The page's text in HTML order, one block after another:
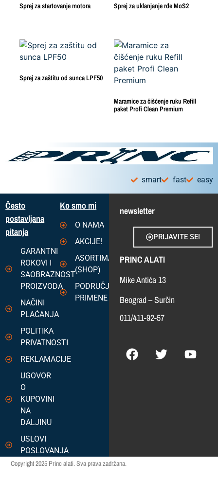
Sprej za startovanje motora Sprej za uklanjanje rđe MoS2
Sprej za zaštitu od sunca LPF50
Maramice za čišćenje ruku Refill
paket Profi Clean Premium
smart fast easy
Često
postavljana
pitanja
GARANTNI
ROKOVI I
SAOBRAZNOST
PROIZVODA
NAČINI
PLAĆANJA
POLITIKA
PRIVATNOSTI
REKLAMACIJE
UGOVOR
O
KUPOVINI
NA
DALJINU
USLOVI
POSLOVANJA
Ko smo mi
O NAMA
AKCIJE!
ASORTIMAN
(SHOP)
PODRUČJA
PRIMENE
newsletter
PRIJAVITE SE!
PRINC ALATI
Mike Antića 13
Beograd – Surčin
011/411-92-57
Copyright 2025 Princ alati. Sva prava zadržana.